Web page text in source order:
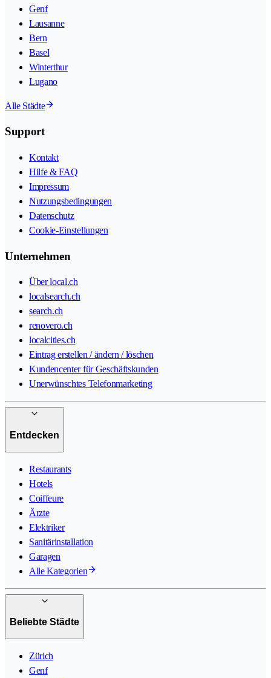
Genf
Lausanne
Bern
Basel
Winterthur
Lugano
Alle Städte
Support
Kontakt
Hilfe & FAQ
Impressum
Nutzungsbedingungen
Datenschutz
Cookie-Einstellungen
Unternehmen
Über local.ch
localsearch.ch
search.ch
renovero.ch
localcities.ch
Eintrag erstellen / ändern / löschen
Kundencenter für Geschäftskunden
Unerwünschtes Telefonmarketing
Entdecken
Restaurants
Hotels
Coiffeure
Ärzte
Elektriker
Sanitärinstallation
Garagen
Alle Kategorien
Beliebte Städte
Zürich
Genf